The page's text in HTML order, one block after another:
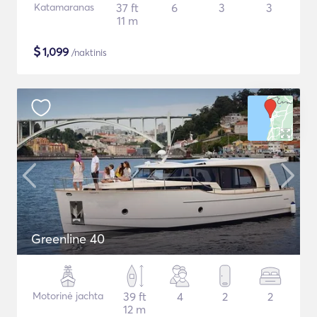
Katamaranas
37 ft
11 m
6 3 3
$1,099 /naktinis
Greenline 40
Motorinė jachta
39 ft
12 m
4 2 2